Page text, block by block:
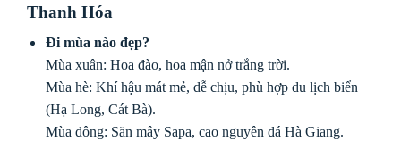
Thanh Hóa
Đi mùa nào đẹp?
Mùa xuân: Hoa đào, hoa mận nở trắng trời.
Mùa hè: Khí hậu mát mẻ, dễ chịu, phù hợp du lịch biển
(Hạ Long, Cát Bà).
Mùa đông: Săn mây Sapa, cao nguyên đá Hà Giang.